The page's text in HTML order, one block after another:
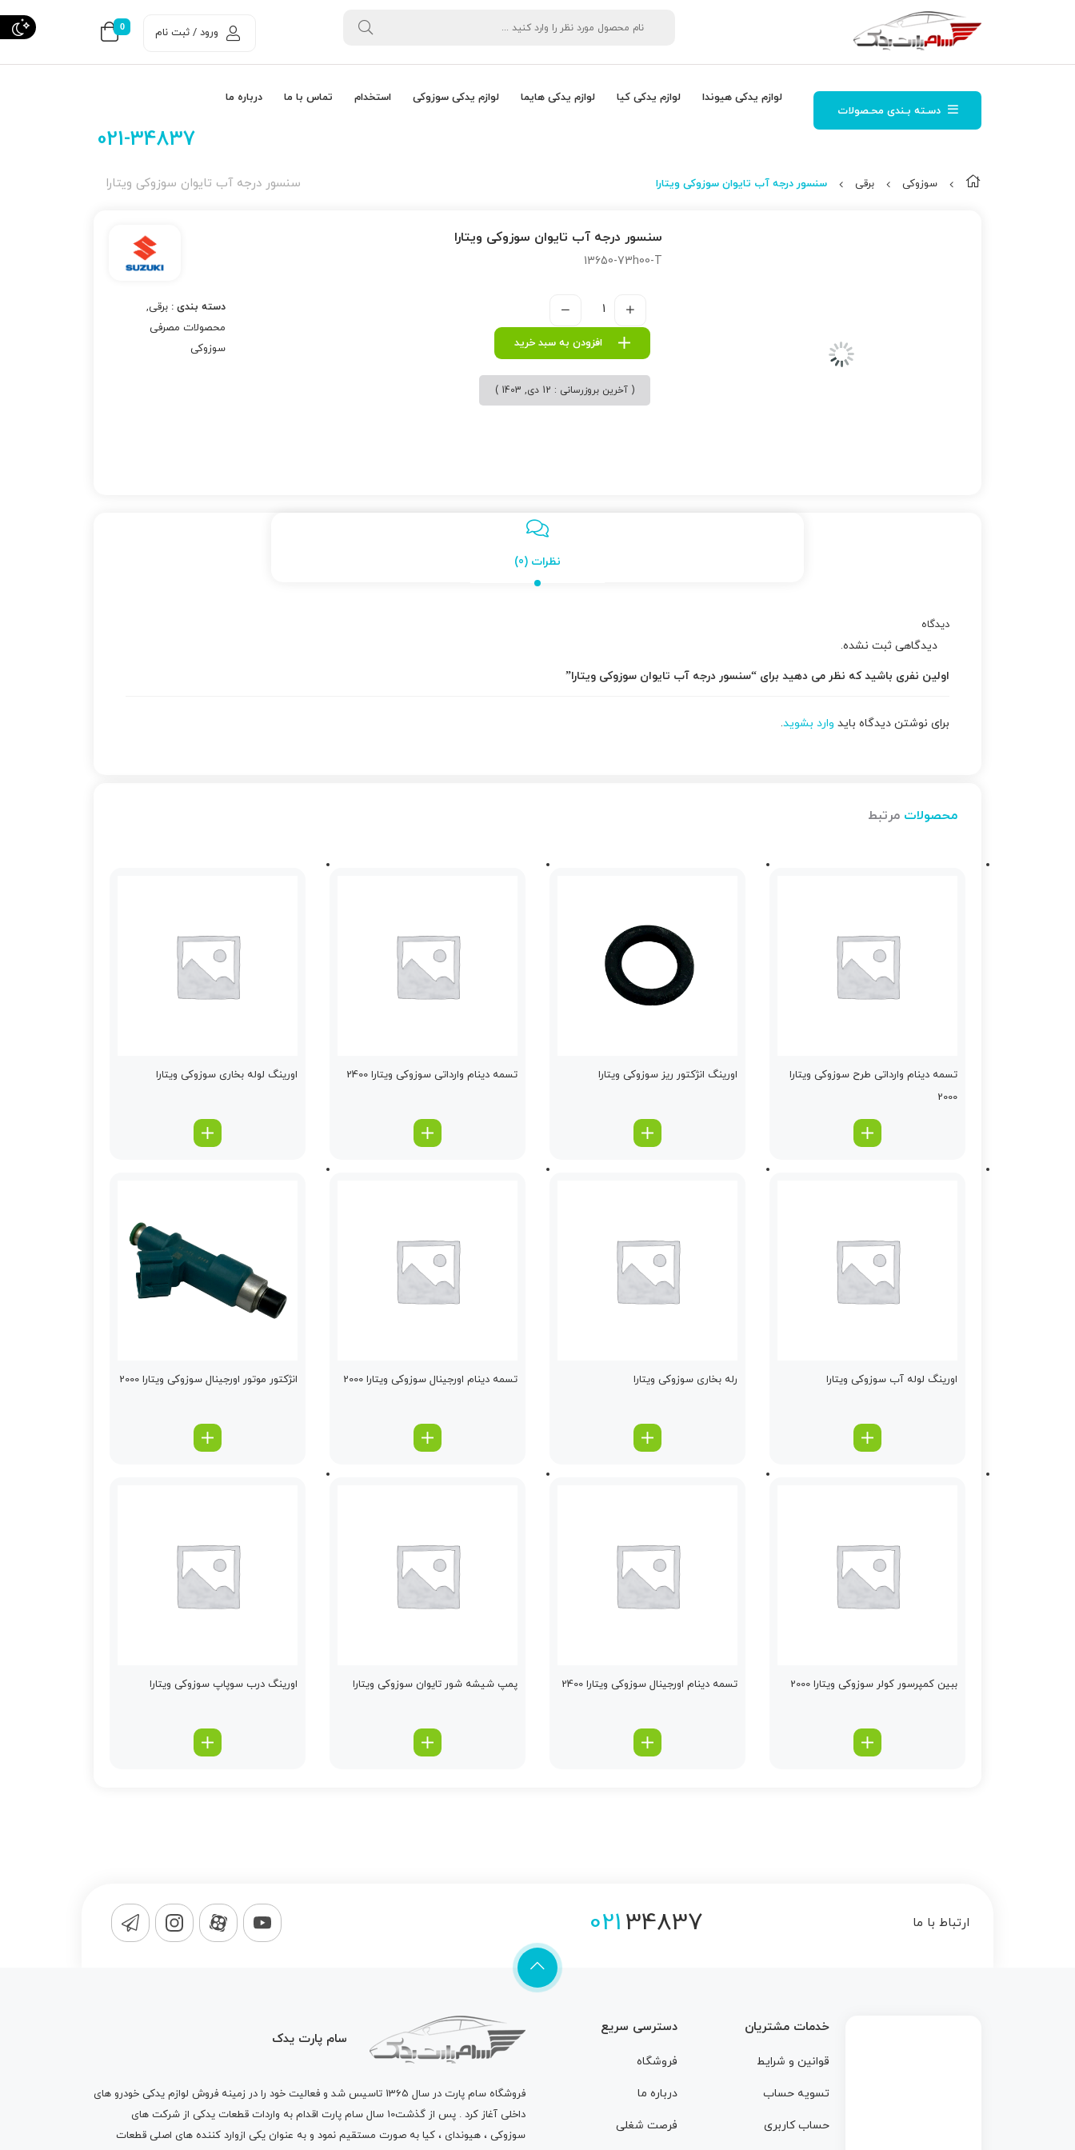
0 ورود / ثبت نام
دسـته بـندی محـصولات
لوازم یدکی هیوندا لوازم یدکی کیا لوازم یدکی هایما لوازم یدکی سوزوکی استخدام تماس با ما درباره ما
021-34837
سنسور درجه آب تایوان سوزوکی ویتارا سوزوکی برقی سنسور درجه آب تایوان سوزوکی ویتارا
سنسور درجه آب تایوان سوزوکی ویتارا
13650-73h00-T
افزودن به سبد خرید
( آخرین بروزرسانی : 12 دی, 1403 )
دسته بندی :برقی,
محصولات مصرفی
سوزوکی
نظرات (0)
دیدگاه
دیدگاهی ثبت نشده.
اولین نفری باشید که نظر می دهید برای “سنسور درجه آب تایوان سوزوکی ویتارا”
برای نوشتن دیدگاه باید وارد بشوید.
محصولات مرتبط
تسمه دینام وارداتی طرح سوزوکی ویتارا
2000
اورینگ انژكتور ریز سوزوکی ویتارا تسمه دینام وارداتی سوزوکی ویتارا 2400 اورینگ لوله بخاری سوزوکی ویتارا
اورینگ لوله آب سوزوکی ویتارا رله بخاری سوزوکی ویتارا تسمه دینام اورجینال سوزوکی ویتارا 2000 انژكتور موتور اورجینال سوزوکی ویتارا 2000
ببین كمپرسور كولر سوزوکی ویتارا 2000 تسمه دینام اورجینال سوزوکی ویتارا 2400 پمپ شیشه شور تایوان سوزوکی ویتارا اورینگ درب سوپاپ سوزوکی ویتارا
ارتباط با ما 02134837
خدمات مشتریان
قوانین و شرایط
تسویه حساب
حساب کاربری
دسترسی سریع
فروشگاه
درباره ما
فرصت شغلی
سام پارت یدک
فروشگاه سام پارت
در سال 1365 تاسیس شد و فعالیت خود را در زمینه فروش لوازم یدکی خودرو های
داخلی آغاز کرد . پس از گذشت10 سال سام پارت اقدام به واردات قطعات یدکی از شرکت های
سوزوکی ، هیوندای ، کیا به صورت مستقیم نمود و به عنوان یکی ازوارد کننده های اصلی قطعات